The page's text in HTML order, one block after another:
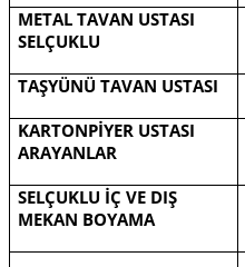
METAL TAVAN USTASI
SELÇUKLU
TAŞYÜNÜ TAVAN USTASI
KARTONPİYER USTASI
ARAYANLAR
SELÇUKLU İÇ VE DIŞ
MEKAN BOYAMA